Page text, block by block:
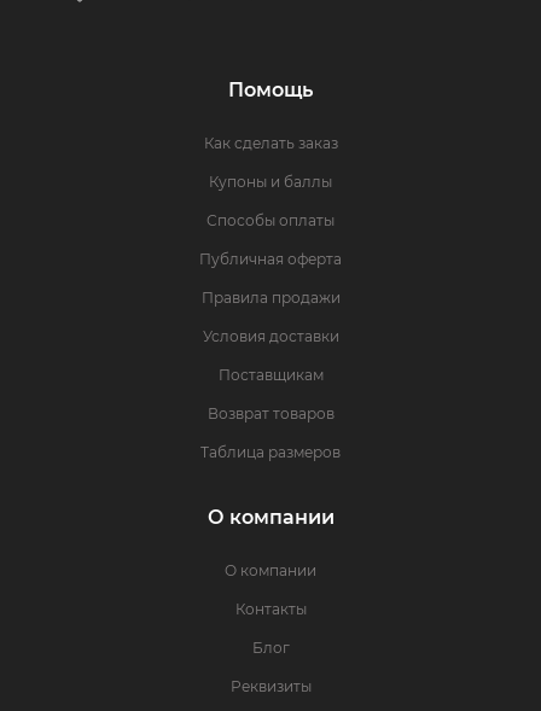
Помощь
Как сделать заказ
Купоны и баллы
Способы оплаты
Публичная оферта
Правила продажи
Условия доставки
Поставщикам
Возврат товаров
Таблица размеров
О компании
О компании
Контакты
Блог
Реквизиты